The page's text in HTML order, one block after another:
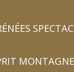
MONTAGNE